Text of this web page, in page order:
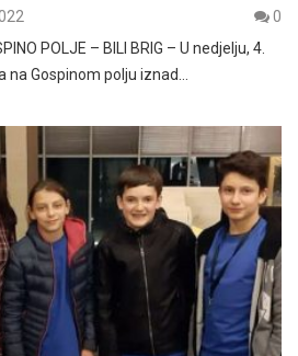
0
POLJE – BILI BRIG – U nedjelju, 4.
na Gospinom polju iznad…